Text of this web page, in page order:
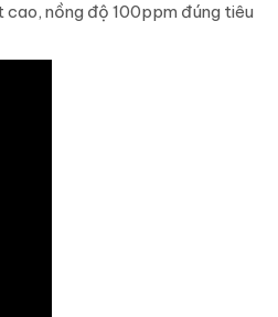
nồng độ 100ppm đúng tiêu